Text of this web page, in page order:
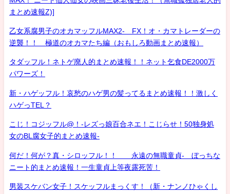
まとめ速報Z)]
乙女系腐男子のオカマッフルMAX2- FX！オ・カマトレーダーの
逆襲！！ 極道のオカマたち編（おもしろ動画まとめ速報）
タダッフル！ネトゲ廃人的まとめ速報！！ネット乞食DE2000万
パワーズ！
新・ハゲッフル！哀愁のハゲ男の髪ってるまとめ速報！！激しく
ハゲっTEL？
こじ！コジッフル@！-レズっ娘百合ネエ！こじらせ！50独身処
女のBL腐女子的まとめ速報-
何だ！何が？真・シロッフル！！ 永遠の無職童貞- ぼっちな
ニート的まとめ速報！一生童貞上等夜露死苦！
男装スケバン女子！スケッフルまっくす！（新・ナンノひゃくし